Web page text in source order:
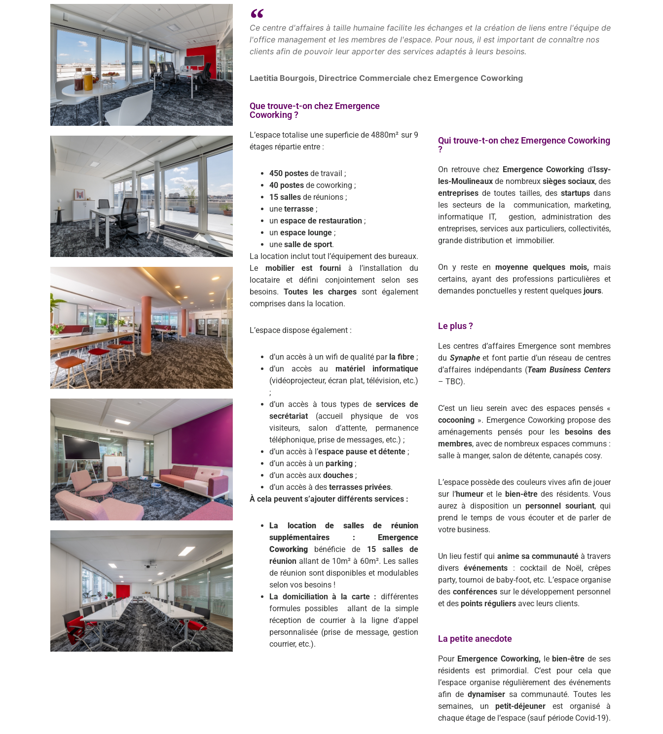
Ce centre d'affaires à taille humaine facilite les échanges et la création de liens entre l'équipe de
l'office management et les membres de l'espace. Pour nous, il est important de connaître nos
clients afin de pouvoir leur apporter des services adaptés à leurs besoins.
Laetitia Bourgois, Directrice Commerciale chez Emergence Coworking
Que trouve-t-on chez Emergence
Coworking ?
L’espace totalise une superficie de 4880m² sur 9
étages répartie entre :
450 postesde travail ;
40 postesde coworking ;
15 sallesde réunions ;
une terrasse;
un espace de restauration;
un espace lounge;
une salle de sport.
La location inclut tout l’équipement des bureaux.
Le mobilier est fourni à l’installation du
locataire et défini conjointement selon ses
besoins. Toutes les charges sont également
comprises dans la location.
L’espace dispose également :
d’un accès à un wifi de qualité par la fibre ;
d’un accès aumatériel informatique
(vidéoprojecteur, écran plat, télévision, etc.)
;
d’un accès à tous types de services de
secrétariat(accueil physique de vos
visiteurs, salon d’attente, permanence
téléphonique, prise de messages, etc.) ;
d’un accès à l’espace pause et détente;
d’un accès à un parking;
d’un accès aux douches;
d’un accès à des terrasses privées.
À cela peuvent s’ajouter différents services :
La location de salles de réunion
supplémentaires : Emergence
Coworkingbénéficie de 15 salles de
réunionallant de 10m² à 60m². Les salles
de réunion sont disponibles et modulables
selon vos besoins !
La domiciliation à la carte :différentes
formules possibles allant de la simple
réception de courrier à la ligne d’appel
personnalisée (prise de message, gestion
courrier, etc.).
Qui trouve-t-on chez Emergence Coworking
?
On retrouve chez Emergence Coworking d’ Issy-
les-Moulineaux de nombreuxsièges sociaux, des
entreprises de toutes tailles, des startups dans
les secteurs de la communication, marketing,
informatique IT, gestion, administration des
entreprises, services aux particuliers, collectivités,
grande distribution et immobilier.
On y reste en moyenne quelques mois, mais
certains, ayant des professions particulières et
demandes ponctuelles y restent quelques jours.
Le plus ?
Les centres d’affaires Emergence sont membres
du Synapheet font partie d’un réseau de centres
d’affaires indépendants (Team Business Centers
– TBC).
C’est un lieu serein avec des espaces pensés «
cocooning ». Emergence Coworking propose des
aménagements pensés pour lesbesoins des
membres, avec de nombreux espaces communs :
salle à manger, salon de détente, canapés cosy.
L’espace possède des couleurs vives afin de jouer
sur l’humeuret le bien-êtredes résidents. Vous
aurez à disposition unpersonnel souriant, qui
prend le temps de vous écouter et de parler de
votre business.
Un lieu festif qui anime sa communautéà travers
diversévénements : cocktail de Noël, crêpes
party, tournoi de baby-foot, etc. L’espace organise
des conférencessur le développement personnel
et despoints réguliers avec leurs clients.
La petite anecdote
Pour Emergence Coworking, le bien-être de ses
résidents est primordial. C’est pour cela que
l’espace organise régulièrement des événements
afin dedynamisersa communauté. Toutes les
semaines, unpetit-déjeuner est organisé à
chaque étage de l’espace (sauf période Covid-19).